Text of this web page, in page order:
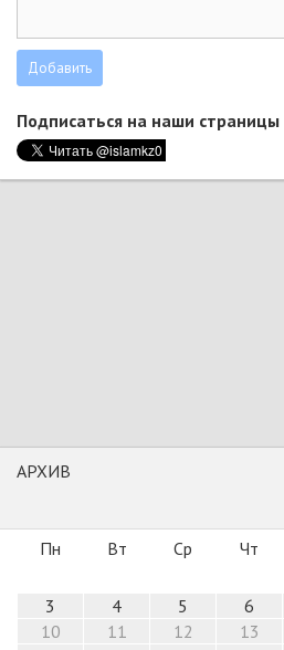
Подписаться на наши страницы
АРХИВ
Пн Вт Ср Чт
3
4 5 6
10
11 12 13